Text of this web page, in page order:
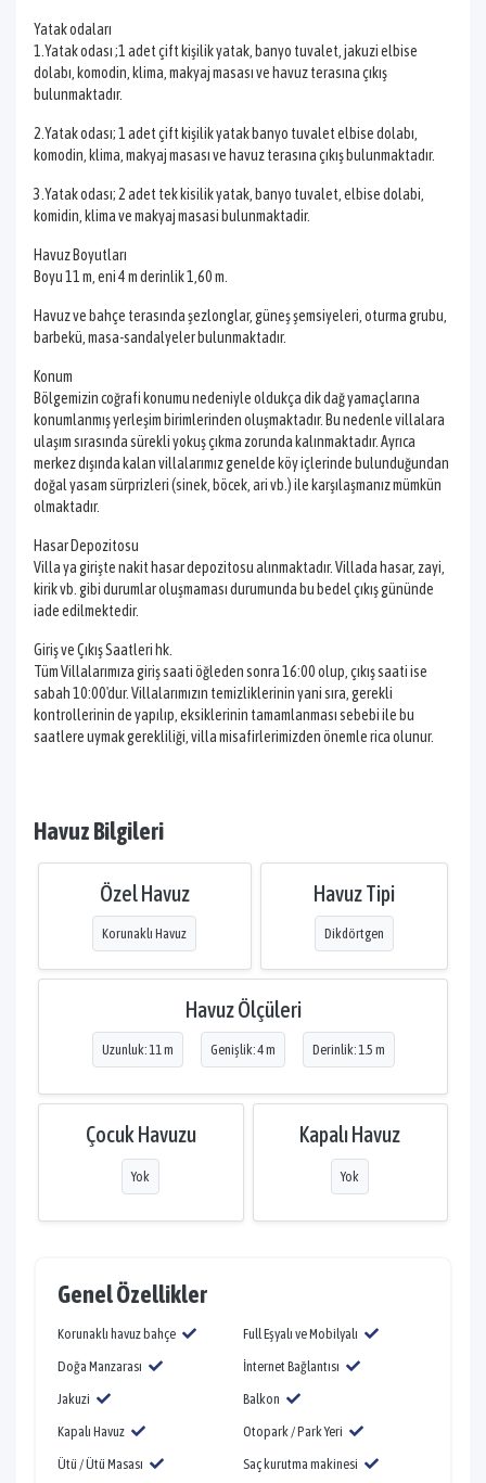
Yatak odaları
1.Yatak odası ;1 adet çift kişilik yatak, banyo tuvalet, jakuzi elbise
dolabı, komodin, klima, makyaj masası ve havuz terasına çıkış
bulunmaktadır.
2.Yatak odası; 1 adet çift kişilik yatak banyo tuvalet elbise dolabı,
komodin, klima, makyaj masası ve havuz terasına çıkış bulunmaktadır.
3.Yatak odası; 2 adet tek kisilik yatak, banyo tuvalet, elbise dolabi,
komidin, klima ve makyaj masasi bulunmaktadir.
Havuz Boyutları
Boyu 11 m, eni 4 m derinlik 1,60 m.
Havuz ve bahçe terasında şezlonglar, güneş şemsiyeleri, oturma grubu,
barbekü, masa-sandalyeler bulunmaktadır.
Konum
Bölgemizin coğrafi konumu nedeniyle oldukça dik dağ yamaçlarına
konumlanmış yerleşim birimlerinden oluşmaktadır. Bu nedenle villalara
ulaşım sırasında sürekli yokuş çıkma zorunda kalınmaktadır. Ayrıca
merkez dışında kalan villalarımız genelde köy içlerinde bulunduğundan
doğal yasam sürprizleri (sinek, böcek, ari vb.) ile karşılaşmanız mümkün
olmaktadır.
Hasar Depozitosu
Villa ya girişte nakit hasar depozitosu alınmaktadır. Villada hasar, zayi,
kirik vb. gibi durumlar oluşmaması durumunda bu bedel çıkış gününde
iade edilmektedir.
Giriş ve Çıkış Saatleri hk.
Tüm Villalarımıza giriş saati öğleden sonra 16:00 olup, çıkış saati ise
sabah 10:00'dur. Villalarımızın temizliklerinin yani sıra, gerekli
kontrollerinin de yapılıp, eksiklerinin tamamlanması sebebi ile bu
saatlere uymak gerekliliği, villa misafirlerimizden önemle rica olunur.
Havuz Bilgileri
Özel Havuz
Korunaklı Havuz
Havuz Tipi
Dikdörtgen
Havuz Ölçüleri
Uzunluk: 11 m Genişlik: 4 m Derinlik: 1.5 m
Çocuk Havuzu
Yok
Kapalı Havuz
Yok
Genel Özellikler
Korunaklı havuz bahçe
Full Eşyalı ve Mobilyalı
Doğa Manzarası
İnternet Bağlantısı
Jakuzi
Balkon
Kapalı Havuz
Otopark / Park Yeri
Ütü / Ütü Masası
Saç kurutma makinesi